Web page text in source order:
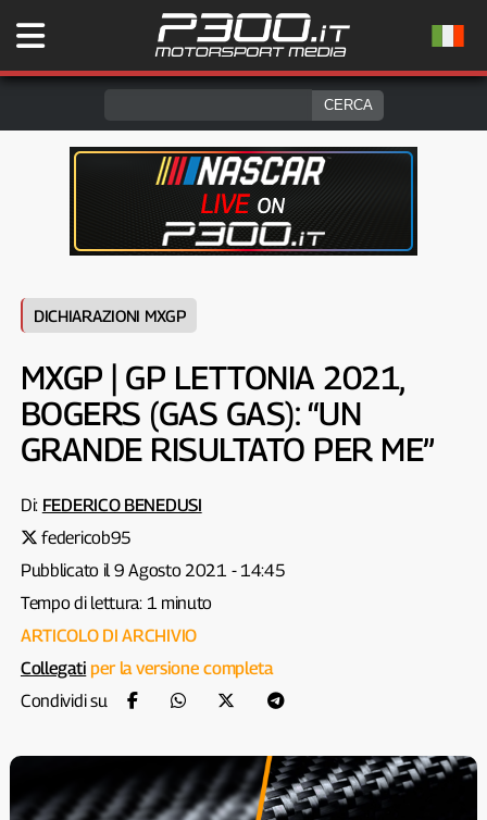
DICHIARAZIONI MXGP
MXGP | GP LETTONIA 2021,
BOGERS (GAS GAS): “UN
GRANDE RISULTATO PER ME”
Di: FEDERICO BENEDUSI
federicob95
Pubblicato il 9 Agosto 2021 - 14:45
Tempo di lettura: 1 minuto
ARTICOLO DI ARCHIVIO
Collegati per la versione completa
Condividi su